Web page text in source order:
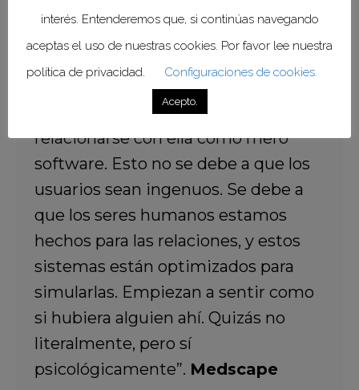
“Cuando una máquina habla con una
accesible que muchas personas en
la vida real, resulta más difícil
relacionarse con ella como mero
software. Esto no se debe a que los
usuarios sean ingenuos. Se debe a
que los seres humanos estamos
hechos para las relaciones, y estos
sistemas están optimizados para
simularlas. Empiezan a sentir como
si hubiera alguien ahí. Quizás no
literalmente, pero sí
psicológicamente”. Medscape
interés. Entenderemos que, si continúas navegando
aceptas el uso de nuestras cookies. Por favor lee nuestra
política de privacidad.
Configuraciones de cookies.
Acepto.